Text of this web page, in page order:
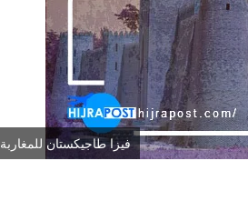
فيزا طاجيكستان للمغاربة